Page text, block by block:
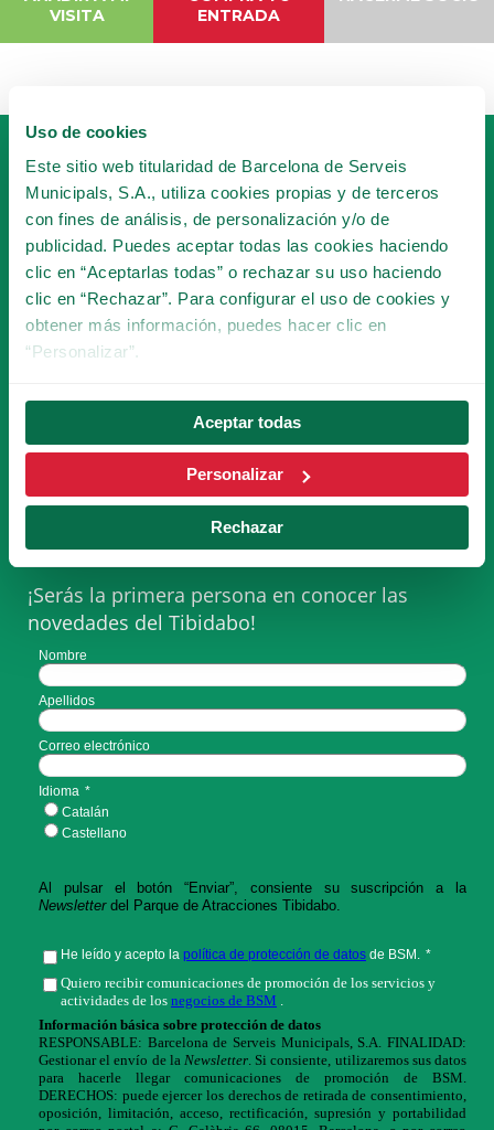
Uso de cookies
Este sitio web titularidad de Barcelona de Serveis
Municipals, S.A., utiliza cookies propias y de terceros
con fines de análisis, de personalización y/o de
publicidad. Puedes aceptar todas las cookies haciendo
clic en “Aceptarlas todas” o rechazar su uso haciendo
clic en “Rechazar”. Para configurar el uso de cookies y
obtener más información, puedes hacer clic en
“Personalizar”.
Aceptar todas
Personalizar
Rechazar
VISITA
ENTRADA
HAZTE SOCIO
DEL TIBICLUB!
SUSCRÍBETE A LA
NEWSLETTER
¡Serás la primera persona en conocer las
novedades del Tibidabo!